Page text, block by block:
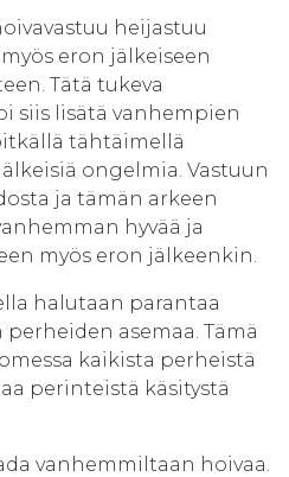
heijastuu
eron jälkeiseen
Tätä tukeva
siis lisätä vanhempien
tähtäimellä
ongelmia. Vastuun
ja tämän arkeen
hyvää ja
myös eron jälkeenkin.
halutaan parantaa
asemaa. Tämä
kaikista perheistä
perinteistä käsitystä
vanhemmiltaan hoivaa.